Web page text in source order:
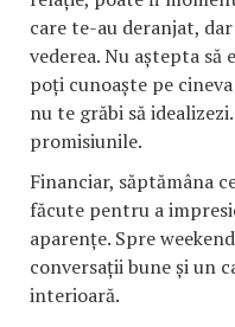
care te-au deranjat,
vederea. Nu aștepta să
poți cunoaște pe
nu te grăbi să
promisiunile.
Financiar, săptămâna
făcute pentru a
aparențe. Spre
conversații bune și un
interioară.